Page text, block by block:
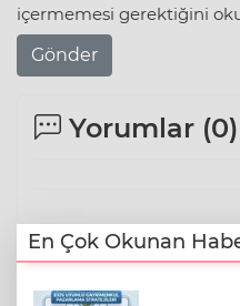
içermemesi gerektiğini
Gönder
Yorumlar (0)
En Çok Okunan